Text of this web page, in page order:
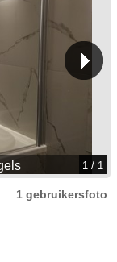
1 / 1
1 gebruikersfoto